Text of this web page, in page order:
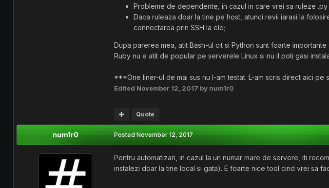
Probleme de dependente, in cazul in care vrei sa ruleze
Daca ruleaza doar la tine pe host, atunci revii iarasi la
connectarea prin SSH la ele;
Dupa parerea mea, atit Bash-ul cit si Python sunt foarte
Ruby nu e atit de popular pe serverele Linux si nu il poti gasi
***One liner-ul de mai sus nu l-am testat. L-am scris direct aici
Edited November 12, 2017 by num1r0
Quote
num1r0 PostedNovember 12, 2017
Pentru automatizari, in cazul la un numar mare de servere, iti
instalezi doar la tine local si gata). E foarte nice tool cind vrei sa